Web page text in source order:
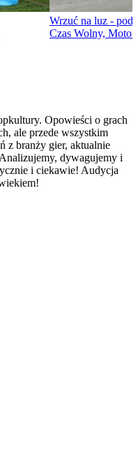
Wrzuć na luz -
Czas Wolny,
Opowieści o grach
ale przede wszystkim
z branży gier, aktualnie
dywagujemy i
i ciekawie! Audycja